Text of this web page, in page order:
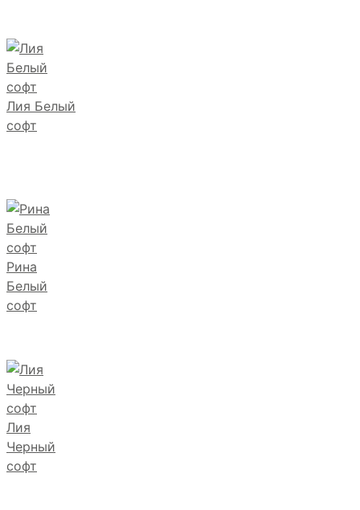
Лия Белый
софт
Рина
Белый
софт
Лия
Черный
софт